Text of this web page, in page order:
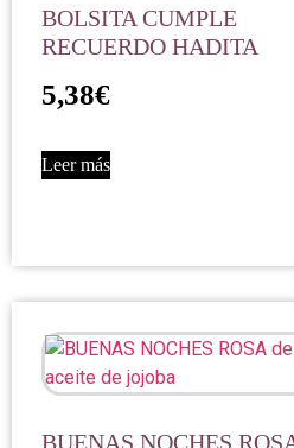
BOLSITA CUMPLE
RECUERDO HADITA
5,38€
Leer más
BUENAS NOCHES